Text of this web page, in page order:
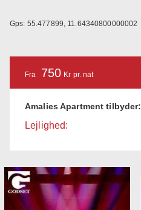
Gps: 55.477899, 11.64340800000002
Fra 750 Kr pr. nat
Amalies Apartment tilbyder:
Lejlighed: